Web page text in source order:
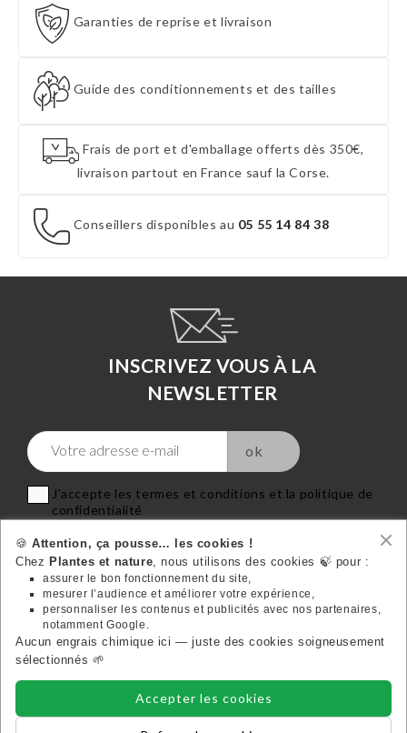
Garanties de reprise et livraison
Guide des conditionnements et des tailles
Frais de port et d'emballage offerts dès 350€,
livraison partout en France sauf la Corse.
Conseillers disponibles au 05 55 14 84 38
INSCRIVEZ VOUS À LA
NEWSLETTER
J'accepte les termes et conditions et la politique de
confidentialité
VOTRE COMPTE 
🍪Attention, ça pousse… les cookies !
Chez Plantes et nature, nous utilisons des cookies 🍃 pour :
assurer le bon fonctionnement du site,
mesurer l’audience et améliorer votre expérience,
personnaliser les contenus et publicités avec nos partenaires,
notamment Google.
Aucun engrais chimique ici — juste des cookies soigneusement
sélectionnés 🌱
Accepter les cookies